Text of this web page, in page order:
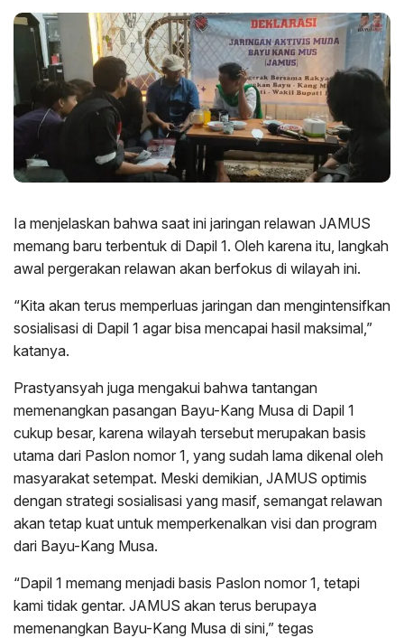
Ia menjelaskan bahwa saat ini jaringan relawan JAMUS
memang baru terbentuk di Dapil 1. Oleh karena itu, langkah
awal pergerakan relawan akan berfokus di wilayah ini.
“Kita akan terus memperluas jaringan dan mengintensifkan
sosialisasi di Dapil 1 agar bisa mencapai hasil maksimal,”
katanya.
Prastyansyah juga mengakui bahwa tantangan
memenangkan pasangan Bayu-Kang Musa di Dapil 1
cukup besar, karena wilayah tersebut merupakan basis
utama dari Paslon nomor 1, yang sudah lama dikenal oleh
masyarakat setempat. Meski demikian, JAMUS optimis
dengan strategi sosialisasi yang masif, semangat relawan
akan tetap kuat untuk memperkenalkan visi dan program
dari Bayu-Kang Musa.
“Dapil 1 memang menjadi basis Paslon nomor 1, tetapi
kami tidak gentar. JAMUS akan terus berupaya
memenangkan Bayu-Kang Musa di sini,” tegas